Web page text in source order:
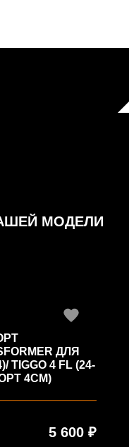
МОДЕЛИ
ДЛЯ
TIGGO 4 FL (24-
4СМ)
5 600 ₽